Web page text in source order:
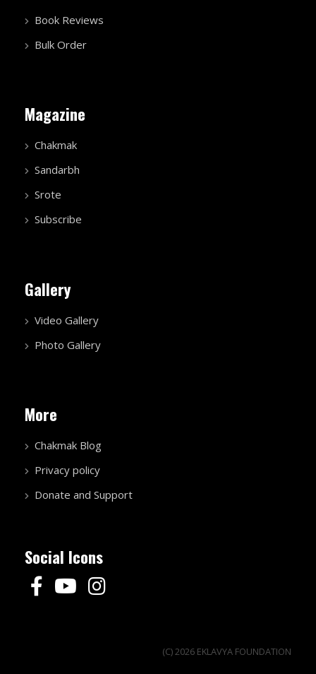
Book Reviews
Bulk Order
Magazine
Chakmak
Sandarbh
Srote
Subscribe
Gallery
Video Gallery
Photo Gallery
More
Chakmak Blog
Privacy policy
Donate and Support
Social Icons
(C) 2026 EKLAVYA FOUNDATION